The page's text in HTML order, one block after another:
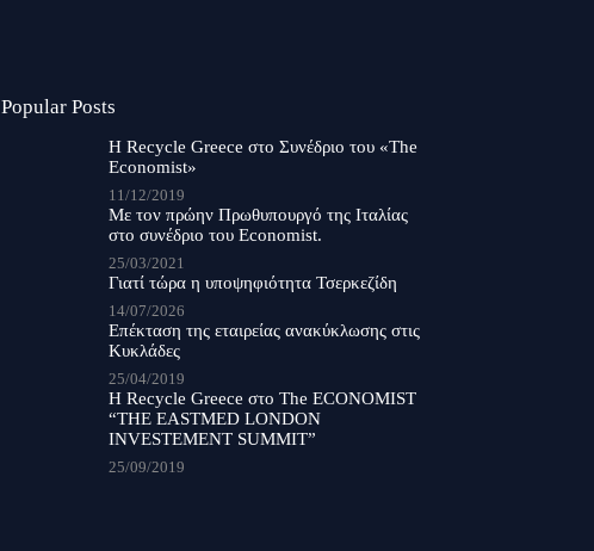
Popular Posts
Η Recycle Greece στο Συνέδριο του «The
Economist»
11/12/2019
Με τον πρώην Πρωθυπουργό της Ιταλίας
στο συνέδριο του Economist.
25/03/2021
Γιατί τώρα η υποψηφιότητα Τσερκεζίδη
14/07/2026
Επέκταση της εταιρείας ανακύκλωσης στις
Κυκλάδες
25/04/2019
Η Recycle Greece στο The ECONOMIST
“THE EASTMED LONDON
INVESTEMENT SUMMIT”
25/09/2019